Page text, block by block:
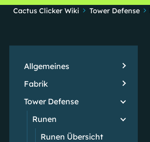
Cactus Clicker Wiki Tower Defense
Allgemeines
Fabrik
Tower Defense
Runen
Runen Übersicht